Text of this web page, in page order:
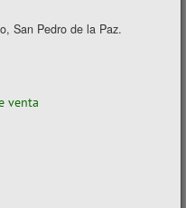
San Pedro de la Paz.
venta
NILSA